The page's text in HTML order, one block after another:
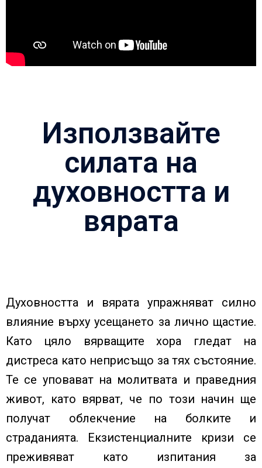
Използвайте
силата на
духовността и
вярата
Духовността и вярата упражняват силно
влияние върху усещането за лично щастие.
Като цяло вярващите хора гледат на
дистреса като неприсъщо за тях състояние.
Те се уповават на молитвата и праведния
живот, като вярват, че по този начин ще
получат облекчение на болките и
страданията. Екзистенциалните кризи се
преживяват като изпитания за